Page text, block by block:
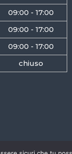
09:00 - 17:00
09:00 - 17:00
09:00 - 17:00
chiuso